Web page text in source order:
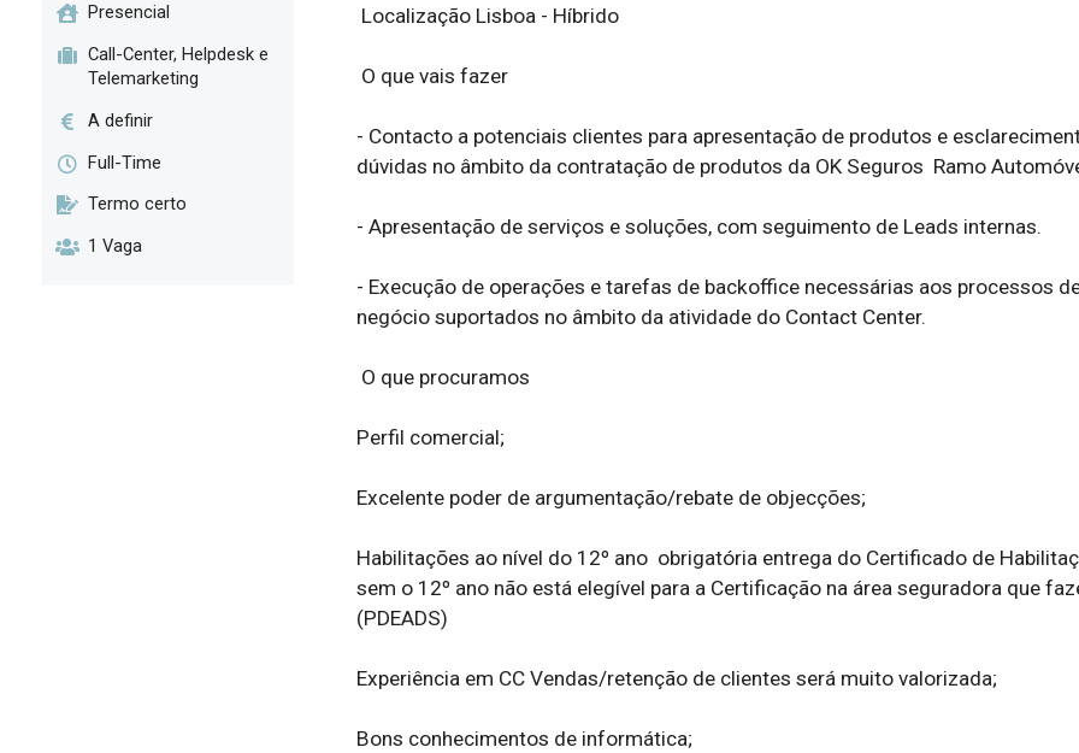
Presencial
Call-Center, Helpdesk e
Telemarketing
A definir
Full-Time
Termo certo
1 Vaga
- Contacto a potenciais clientes para apresentação de produtos e
dúvidas no âmbito da contratação de produtos da OK Seguros  Ramo
- Apresentação de serviços e soluções, com seguimento de Leads internas.
- Execução de operações e tarefas de backoffice necessárias aos processos
negócio suportados no âmbito da atividade do Contact Center.
Perfil comercial;
Excelente poder de argumentação/rebate de objecções;
Habilitações ao nível do 12º ano  obrigatória entrega do Certificado de
sem o 12º ano não está elegível para a Certificação na área seguradora que
(PDEADS)
Experiência em CC Vendas/retenção de clientes será muito valorizada;
Bons conhecimentos de informática;